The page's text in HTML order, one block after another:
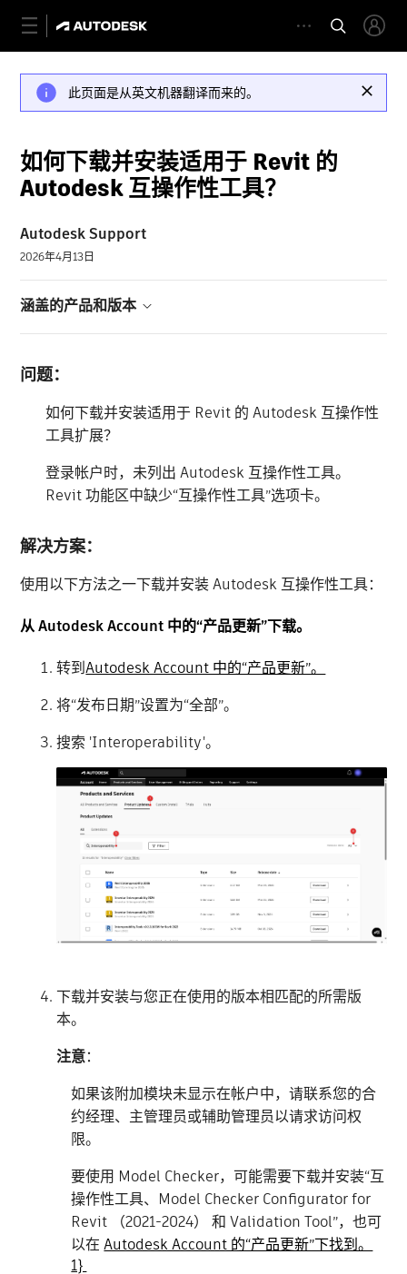
此页面是从英文机器翻译而来的。
如何下载并安装适用于 Revit 的
Autodesk 互操作性工具？
Autodesk Support
2026年4月13日
涵盖的产品和版本
问题：
如何下载并安装适用于 Revit 的 Autodesk 互操作性
工具扩展？
登录帐户时，未列出 Autodesk 互操作性工具。
Revit 功能区中缺少“互操作性工具”选项卡。
解决方案：
使用以下方法之一下载并安装 Autodesk 互操作性工具：
从 Autodesk Account 中的“产品更新”下载。
转到Autodesk Account 中的“产品更新”。
将“发布日期”设置为“全部”。
搜索 'Interoperability'。
下载并安装与您正在使用的版本相匹配的所需版
本。
注意：
如果该附加模块未显示在帐户中，请联系您的合
约经理、主管理员或辅助管理员以请求访问权
限。
要使用 Model Checker，可能需要下载并安装“互
操作性工具、Model Checker Configurator for
Revit （2021-2024） 和 Validation Tool”，也可
以在Autodesk Account 的“产品更新”下找到。
1}